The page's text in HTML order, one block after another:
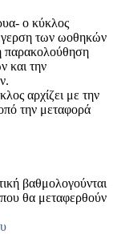
ο κύκλος
των ωοθηκών
παρακολούθηση
και την
αρχίζει με την
την μεταφορά
βαθμολογούνται
θα μεταφερθούν